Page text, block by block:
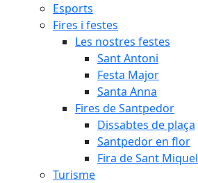
Esports
Fires i festes
Les nostres festes
Sant Antoni
Festa Major
Santa Anna
Fires de Santpedor
Dissabtes de plaça
Santpedor en flor
Fira de Sant Miquel
Turisme